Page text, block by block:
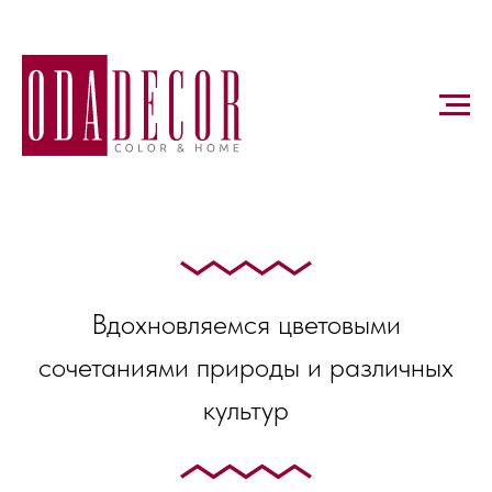
Вдохновляемся цветовыми
сочетаниями природы и различных
культур